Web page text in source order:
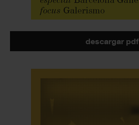
descargar pdf